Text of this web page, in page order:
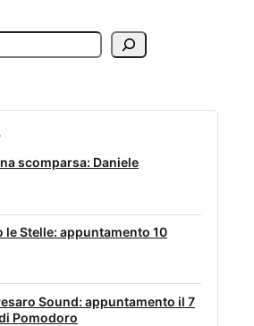
scomparsa: Daniele
le Stelle: appuntamento 10
Sound: appuntamento il 7
Pomodoro